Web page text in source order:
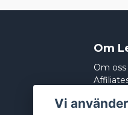
Om
Om oss
Vi